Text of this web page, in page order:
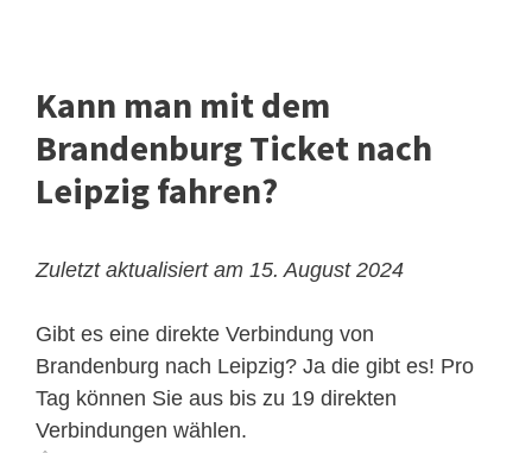
Kann man mit dem
Brandenburg Ticket nach
Leipzig fahren?
Zuletzt aktualisiert am 15. August 2024
Gibt es eine direkte Verbindung von
Brandenburg nach Leipzig? Ja die gibt es! Pro
Tag können Sie aus bis zu 19 direkten
Verbindungen wählen.